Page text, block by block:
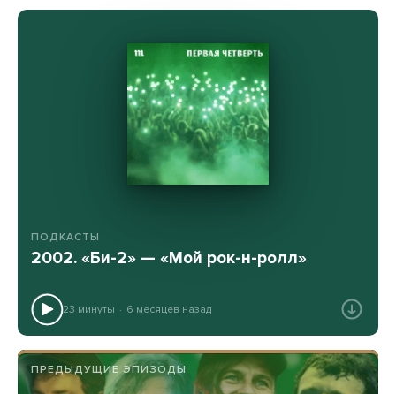
ПОДКАСТЫ
2002. «Би-2» — «Мой рок-н-ролл»
23 минуты 6 месяцев назад
ПРЕДЫДУЩИЕ ЭПИЗОДЫ